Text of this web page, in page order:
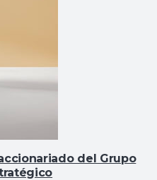
del Grupo